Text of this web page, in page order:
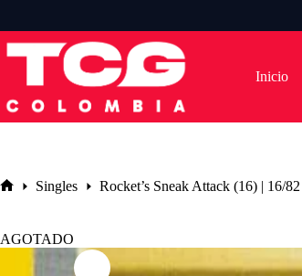
al
Inicio
Singles Rocket’s Sneak Attack (16) | 16/
AGOTADO